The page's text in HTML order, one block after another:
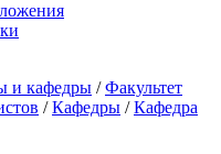
и кафедры /Факультет
/Кафедры /Кафедра